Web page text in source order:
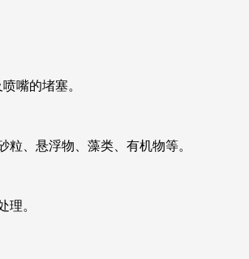
嘴的堵塞。
、悬浮物、藻类、有机物等。
理。